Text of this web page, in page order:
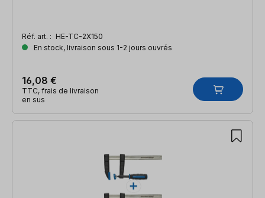
Réf. art. : HE-TC-2X150
En stock, livraison sous 1-2 jours ouvrés
16,08 €
TTC, frais de livraison
en sus